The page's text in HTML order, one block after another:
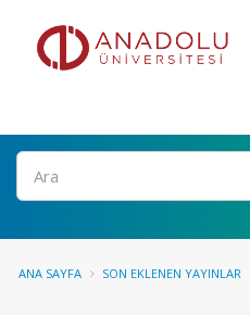
Ara
ANA SAYFA SON EKLENEN YAYINLAR